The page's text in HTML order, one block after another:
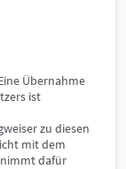
Übernahme
ist
zu diesen
mit dem
dafür